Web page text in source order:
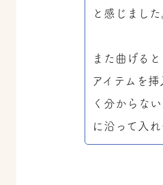
と感じました
また曲げる
アイテムを
く分からな
に沿って入れ